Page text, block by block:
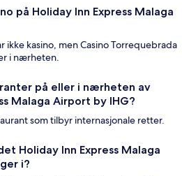
på Holiday Inn Express Malaga
ikke kasino, men Casino Torrequebrada
i nærheten.
på eller i nærheten av
Malaga Airport by IHG?
som tilbyr internasjonale retter.
Holiday Inn Express Malaga
i?